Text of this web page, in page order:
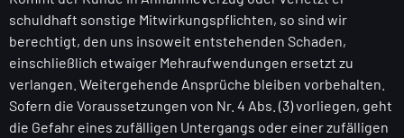
schuldhaft sonstige Mitwirkungspflichten, so sind wir
berechtigt, den uns insoweit entstehenden Schaden,
einschließlich etwaiger Mehraufwendungen ersetzt zu
verlangen. Weitergehende Ansprüche bleiben vorbehalten.
Sofern die Voraussetzungen von Nr. 4 Abs. (3) vorliegen, geht
die Gefahr eines zufälligen Untergangs oder einer zufälligen